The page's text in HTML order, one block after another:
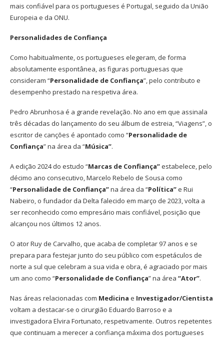
mais confiável para os portugueses é Portugal, seguido da União
Europeia e da ONU.
Personalidades de Confiança
Como habitualmente, os portugueses elegeram, de forma
absolutamente espontânea, as figuras portuguesas que
consideram “Personalidade de Confiança”, pelo contributo e
desempenho prestado na respetiva área.
Pedro Abrunhosa é a grande revelação. No ano em que assinala
três décadas do lançamento do seu álbum de estreia, “Viagens”, o
escritor de canções é apontado como “Personalidade de
Confiança” na área da “Música”.
A edição 2024 do estudo “Marcas de Confiança”estabelece, pelo
décimo ano consecutivo, Marcelo Rebelo de Sousa como
“Personalidade de Confiança”na área da “Política”e Rui
Nabeiro, o fundador da Delta falecido em março de 2023, volta a
ser reconhecido como empresário mais confiável, posição que
alcançou nos últimos 12 anos.
O ator Ruy de Carvalho, que acaba de completar 97 anos e se
prepara para festejar junto do seu público com espetáculos de
norte a sul que celebram a sua vida e obra, é agraciado por mais
um ano como “Personalidade de Confiança” na área “Ator”.
Nas áreas relacionadas com Medicina e Investigador/Cientista
voltam a destacar-se o cirurgião Eduardo Barroso e a
investigadora Elvira Fortunato, respetivamente. Outros repetentes
que continuam a merecer a confiança máxima dos portugueses